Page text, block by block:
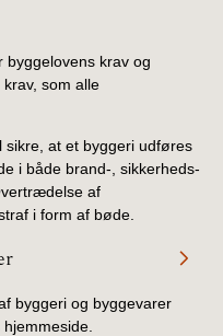
byggelovens krav og
som alle
sikre, at et byggeri udføres
i både brand-, sikkerheds-
af
i form af bøde.
byggeri og byggevarer